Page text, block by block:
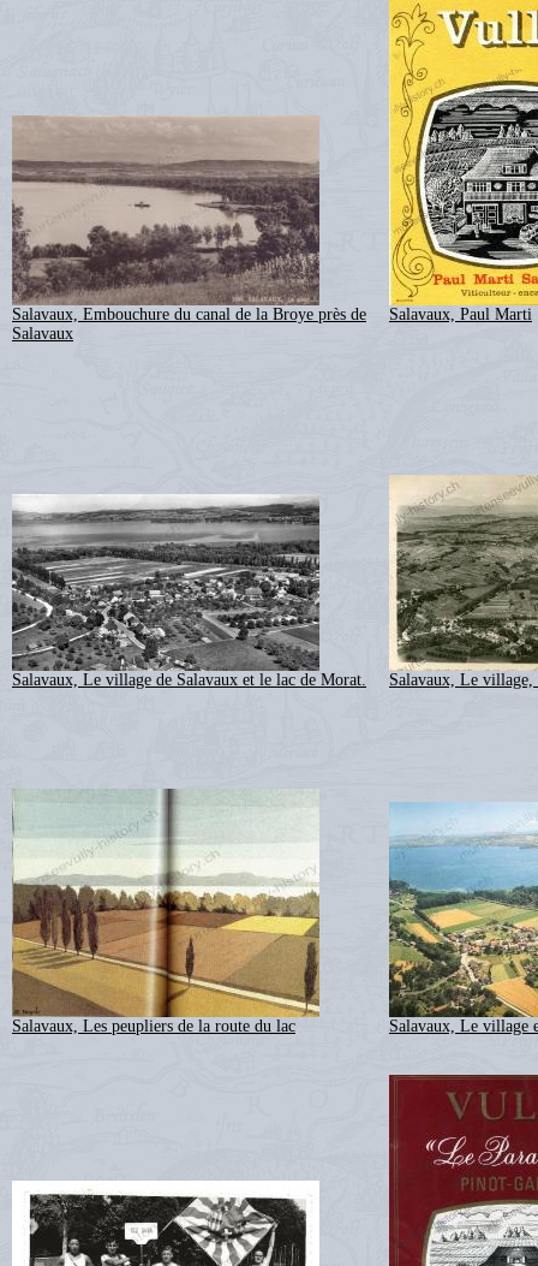
Salavaux, Embouchure du canal de la Broye près de
Salavaux
Salavaux, Paul Marti
Salavaux, Le village de Salavaux et le lac de Morat. Salavaux, Le
Salavaux, Les peupliers de la route du lac Salavaux, Le village